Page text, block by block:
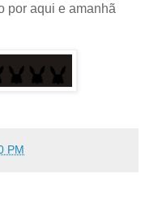
por aqui e amanhã
PM